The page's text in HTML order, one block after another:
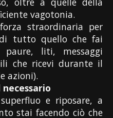
vagotonia.
straordinaria per
tutto quello che fai
liti, messaggi
che ricevi durante il
azioni).
e riposare, a
stai facendo ciò che